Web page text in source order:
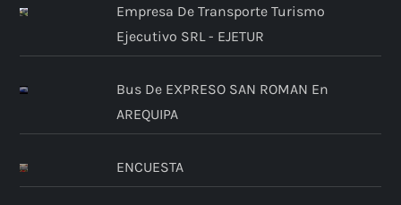
Empresa De Transporte Turismo
Ejecutivo SRL - EJETUR
Bus De EXPRESO SAN ROMAN En
AREQUIPA
ENCUESTA